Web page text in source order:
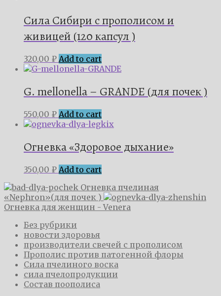
Сила Сибири с прополисом и
живицей (120 капсул )
320,00 ₽ Add to cart
G. mellonella – GRANDE (для почек )
550,00 ₽ Add to cart
Огневка «Здоровое дыхание»
350,00 ₽ Add to cart
Огневка пчелиная
«Nephron»(для почек )
Огневка для женщин - Venera
Без рубрики
новости здоровья
производители свечей с прополисом
Прополис против патогенной флоры
Сила пчелиного воска
сила пчелопродукции
Состав поополиса